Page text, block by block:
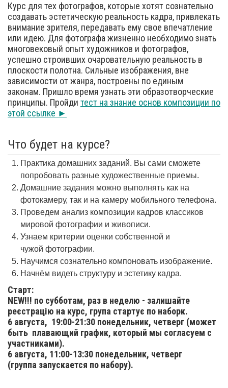
Курс для тех фотографов, которые хотят сознательно
создавать эстетическую реальность кадра, привлекать
внимание зрителя, передавать ему свое впечатление
или идею. Для фотографа жизненно необходимо знать
многовековый опыт художников и фотографов,
успешно строивших очаровательную реальность в
плоскости полотна. Сильные изображения, вне
зависимости от жанра, построены по единым
законам. Пришло время узнать эти образотворческие
принципы. Пройди тест на знание основ композиции по
этой ссылке ►
Что будет на курсе?
Практика домашних заданий. Вы сами сможете
попробовать разные художественные приемы.
Домашние задания можно выполнять как на
фотокамеру, так и на камеру мобильного телефона.
Проведем анализ композиции кадров классиков
мировой фотографии и живописи.
Узнаем критерии оценки собственной и
чужой фотографии.
Научимся сознательно компоновать изображение.
Начнём видеть структуру и эстетику кадра.
Старт:
NEW!!! по субботам, раз в неделю - залишайте
реєстрацію на курс, група стартує по наборк.
6 августа, 19:00-21:30 понедельник, четверг (может
быть плавающий график, который мы согласуем с
участниками).
6 августа, 11:00-13:30 понедельник, четверг
(группа запускается по набору).